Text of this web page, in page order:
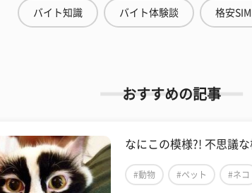
バイト知識 バイト体験談 格安
おすすめの記事
なにこの模様?! 不思議
#動物 #ペット #ネコ